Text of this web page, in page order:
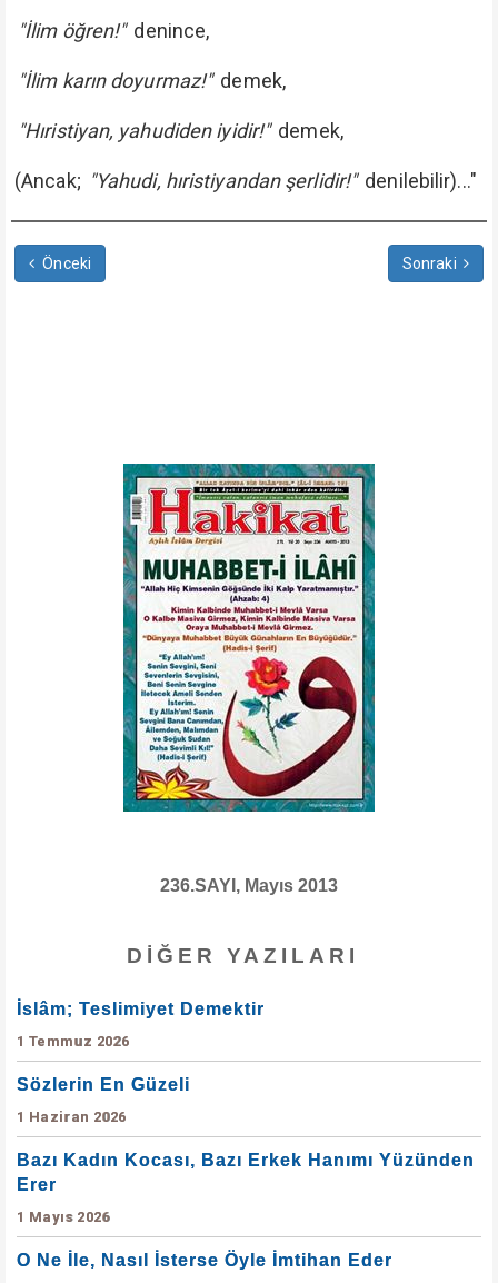
"İlim öğren!" denince,
"İlim karın doyurmaz!" demek,
"Hıristiyan, yahudiden iyidir!" demek,
(Ancak; "Yahudi, hıristiyandan şerlidir!" denilebilir)..."
Önceki Sonraki
236.SAYI, Mayıs 2013
DIĞER YAZILARI
İslâm; Teslimiyet Demektir
1 Temmuz 2026
Sözlerin En Güzeli
1 Haziran 2026
Bazı Kadın Kocası, Bazı Erkek Hanımı Yüzünden
Erer
1 Mayıs 2026
O Ne İle, Nasıl İsterse Öyle İmtihan Eder